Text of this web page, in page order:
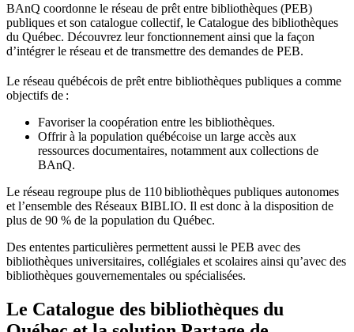
BAnQ coordonne le réseau de prêt entre bibliothèques (PEB)
publiques et son catalogue collectif, le Catalogue des bibliothèques
du Québec. Découvrez leur fonctionnement ainsi que la façon
d’intégrer le réseau et de transmettre des demandes de PEB.
Le réseau québécois de prêt entre bibliothèques publiques a comme
objectifs de :
Favoriser la coopération entre les bibliothèques.
Offrir à la population québécoise un large accès aux
ressources documentaires, notamment aux collections de
BAnQ.
Le réseau regroupe plus de 110bibliothèques publiques autonomes
et l’ensemble des Réseaux BIBLIO. Il est donc à la disposition de
plus de 90 % de la population du Québec.
Des ententes particulières permettent aussi le PEB avec des
bibliothèques universitaires, collégiales et scolaires ainsi qu’avec des
bibliothèques gouvernementales ou spécialisées.
Le Catalogue des bibliothèques du